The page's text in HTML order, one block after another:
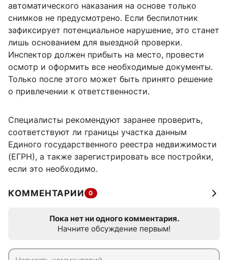
автоматического наказания на основе только
снимков не предусмотрено. Если беспилотник
зафиксирует потенциальное нарушение, это станет
лишь основанием для выездной проверки.
Инспектор должен прибыть на место, провести
осмотр и оформить все необходимые документы.
Только после этого может быть принято решение
о привлечении к ответственности.
Специалисты рекомендуют заранее проверить,
соответствуют ли границы участка данным
Единого государственного реестра недвижимости
(ЕГРН), а также зарегистрировать все постройки,
если это необходимо.
КОММЕНТАРИИ 0
Пока нет ни одного комментария.
Начните обсуждение первым!